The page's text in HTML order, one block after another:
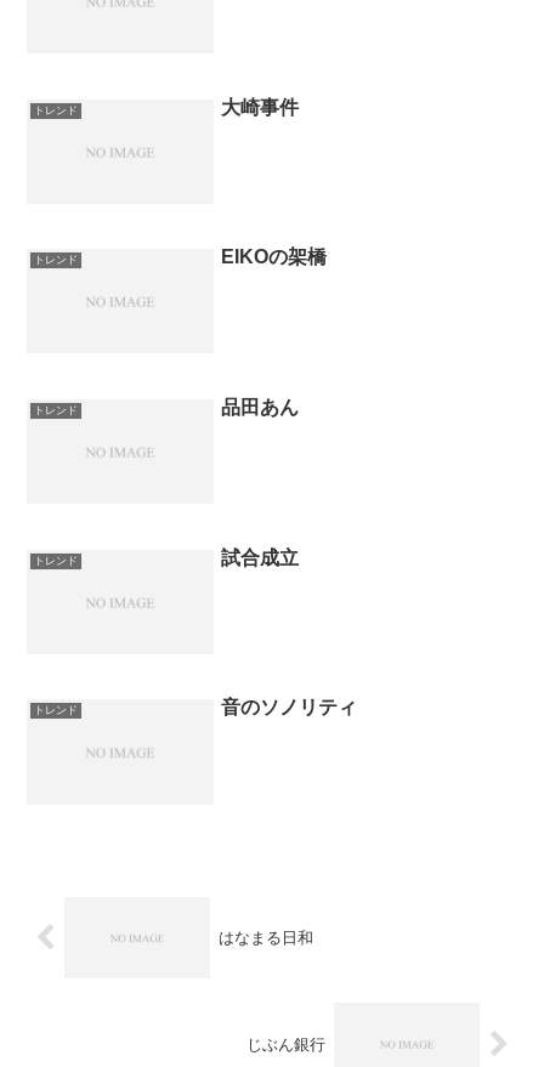
トレンド 大崎事件
トレンド EIKOの架橋
トレンド 品田あん
トレンド 試合成立
トレンド 音のソノリティ
はなまる日和
じぶん銀行